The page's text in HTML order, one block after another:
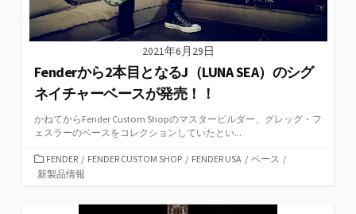
2021年6月29日
Fenderから2本目となるJ（LUNA SEA）のシグ
ネイチャーベースが発売！！
かねてからFender Custom Shopのマスタービルダー、グレッグ・フ
ェスラーのベースをコレクションしていたとい...
カ
テ
FENDER / FENDER CUSTOM SHOP / FENDER USA / ベース /
新製品情報